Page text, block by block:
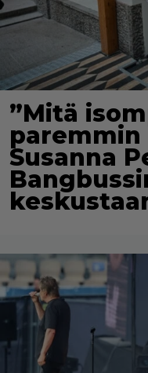
”Mitä
paremmin
Susanna